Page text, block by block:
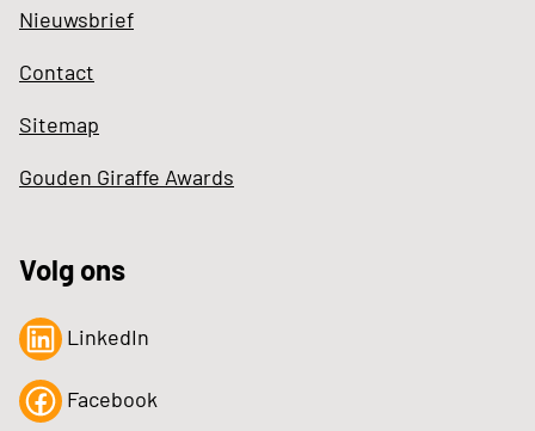
Nieuwsbrief
Contact
Sitemap
Gouden Giraffe Awards
Volg ons
LinkedIn
Facebook